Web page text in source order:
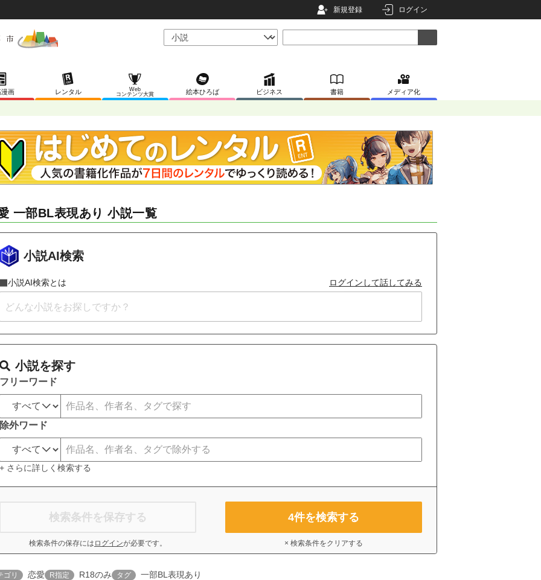
新規登録 ログイン
画 レンタル
Web
コンテンツ大賞
絵本ひろば ビジネス 書籍 メディア化
一部BL表現あり 小説一覧
小説AI検索
小説AI検索とは ログインして話してみる
小説を探す
フリーワード
除外ワード
+ さらに詳しく検索する
検索条件を保存する
検索条件の保存には ログインが必要です。
4件を検索する
× 検索条件をクリアする
ゴリ 恋愛 R指定 R18のみ タグ 一部BL表現あり